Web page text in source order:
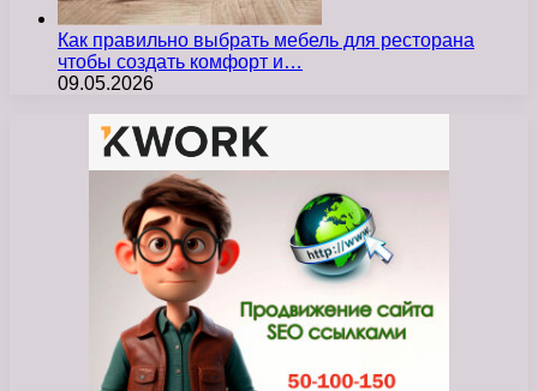
Как правильно выбрать мебель для ресторана
чтобы создать комфорт и…
09.05.2026